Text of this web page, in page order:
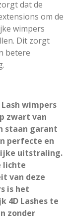
dat de
om de
wimpers
Dit zorgt
betere
wimpers
zwart van
staan garant
perfecte en
uitstraling.
lichte
van deze
is het
4D Lashes te
zonder